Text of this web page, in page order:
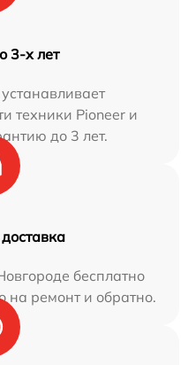
3-х лет
техники Pioneer и
до 3 лет.
бесплатно
на ремонт и обратно.